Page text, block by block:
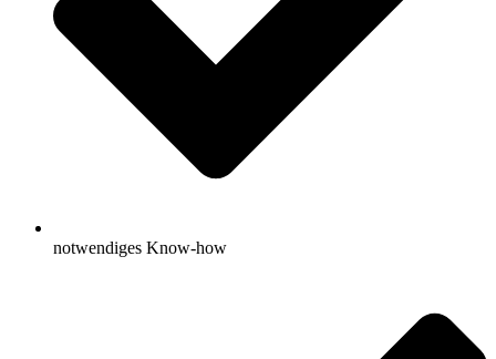
notwendiges Know-how